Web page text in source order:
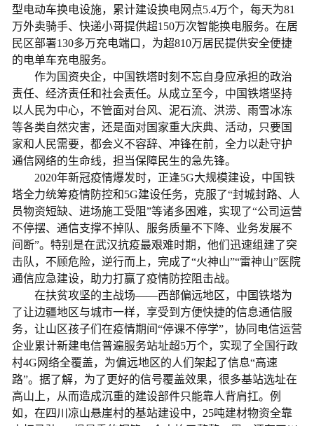
型电动车换电设施，累计建设换电网点5.4万个，每天为81
万外卖骑手、快递小哥提供超150万次智能换电服务。在居
民区部署130多万充电端口，为超810万居民提供安全便捷
的电单车充电服务。
作为国资央企，中国铁塔时刻不忘自身应承担的政治
责任、经济责任和社会责任。从成立至今，中国铁塔坚持
以人民为中心，不管面对台风、泥石流、洪涝、雨雪冰冻
等各类自然灾害，还是面对国家重大庆典、活动，只要国
家和人民需要，都会义不容辞、冲锋在前，全力以赴守护
通信网络的生命线，担当保障民生的急先锋。
2020年新冠疫情爆发时，正逢5G大规模建设，中国铁
塔全力统筹疫情防控和5G建设任务，克服了“封城封路、人
员物资短缺、进场施工受阻”等诸多困难，实现了“公司运营
不停摆、通信支撑不掉队、服务质量不下降、业务发展不
间断”。特别是在武汉抗疫最艰难时期，他们迅速组建了突
击队，不顾危险，逆行而上，完成了“火神山”“雷神山”医院
通信应急建设，助力打赢了疫情防控阻击战。
在扶贫攻坚的主战场——西部偏远地区，中国铁塔为
了让边疆地区与城市一样，享受到方便快捷的信息通信服
务，让山区孩子们在疫情期间“停课不停学”，协同电信运营
企业累计新建电信普遍服务站址超5万个，实现了全国行政
村4G网络全覆盖，为偏远地区的人们架起了信息“高速
路”。据了解，为了更好的信号覆盖效果，很多基站选址在
高山上，从而造成沉重的建设部件只能靠人背肩扛。例
如，在四川凉山悬崖村的基站建设中，25吨建材物资全靠